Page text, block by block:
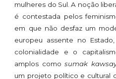
mulheres do Sul. A noção
é contestada pelos
em que não desfaz um
europeu assente no
colonialidade e o
amplos comosumak
um projeto político e cultural